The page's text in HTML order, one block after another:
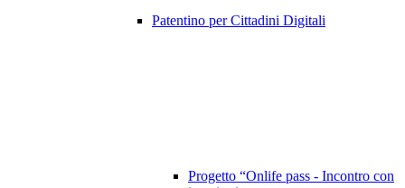
Patentino per Cittadini Digitali
Progetto “Onlife pass - Incontro con